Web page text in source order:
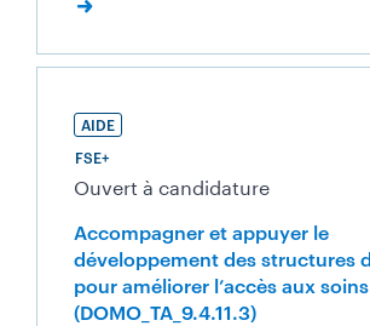
AIDE
FSE+
Ouvert à candidature
Accompagner et appuyer le
développement des structures
pour améliorer l’accès aux soins
(DOMO_TA_9.4.11.3)